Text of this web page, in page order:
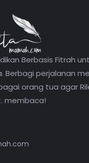
Berbasis Fitrah
Berbagi perjalanan
orang tua agar
membaca!